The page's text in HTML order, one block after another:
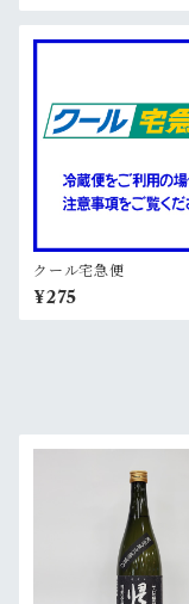
クール宅急便
¥275